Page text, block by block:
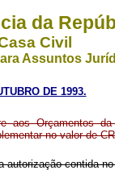
da
Civil
Assuntos
DE 1993.
aos Orçamentos
no valor de
autorização contida